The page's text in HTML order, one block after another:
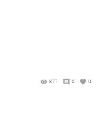
877 0 0